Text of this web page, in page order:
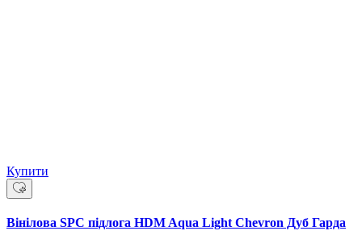
Купити
Вінілова SPC підлога HDM Aqua Light Chevron Дуб Гарда